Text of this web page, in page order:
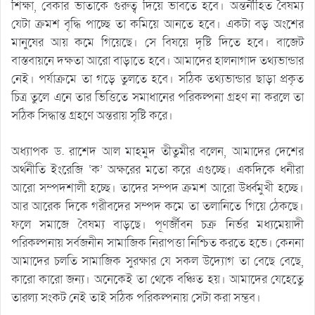
শিক্ষা, বেকার ভাতাকে গুরুত্ব দিয়ে ভাবতে হবে। অন্তর্নীহিত বৈষম্য
যেটা ক্রমশ বৃদ্ধি পাচ্ছে তা কমিয়ে আনতে হবে। একটা বড় অংশের
মানুষের আয় কমে গিয়েছে। সে বিষয়ে দৃষ্টি দিতে হবে। বাজেট
বাস্তবায়নে দক্ষতা আরো বাড়াতে হবে। আমাদের হালনাগাদ তথ্যভান্ডার
নেই। পর্যাক্রমে তা গড়ে তুলতে হবে। সঠিক তথ্যভান্ডার ছাড়া প্রকৃত
চিত্র তুলে এনে তার ভিত্তিতে সমাধানের পরিকল্পনা গ্রহণ না করলে তা
সঠিক সিদ্ধান্ত গ্রহণে অন্তরায় সৃষ্টি করে।
অধ্যাপক ড. রাশেদ আল মাহমুদ তীতুমীর বলেন, আমাদের দেশের
অর্থনীতি ইংরেজি ‘ক’ অক্ষরের মতো করে এগুচ্ছে। একদিকে ধনীরা
আরো সম্পদশালী হচ্ছে। তাদের সম্পদ ক্রমশ আরো উর্ধ্বমুখী হচ্ছে।
আর আরেক দিকে গরীবদের সম্পদ কমে তা তলানিতে গিয়ে ঠেকছে।
ফলে সমাজে বৈষম্য বাড়ছে। পূণর্জীবন চক্র নির্ভর মধ্যমেয়াদী
পরিকল্পনায় সর্বজনীন সামাজিক নিরাপত্তা নিশ্চিত করতে হভে। কেননা
আমাদের চলতি সামাজিক সুরক্ষার যে সকল উদ্যোগ তা বেছে বেছে,
কারো কারো জন্য। অনেকেই তা থেকে বঞ্চিত হয়। আমাদের যেহেতেু
তারল্য সংকট নেই তাই সঠিক পরিকল্পনায় সেটা করা সম্ভব।